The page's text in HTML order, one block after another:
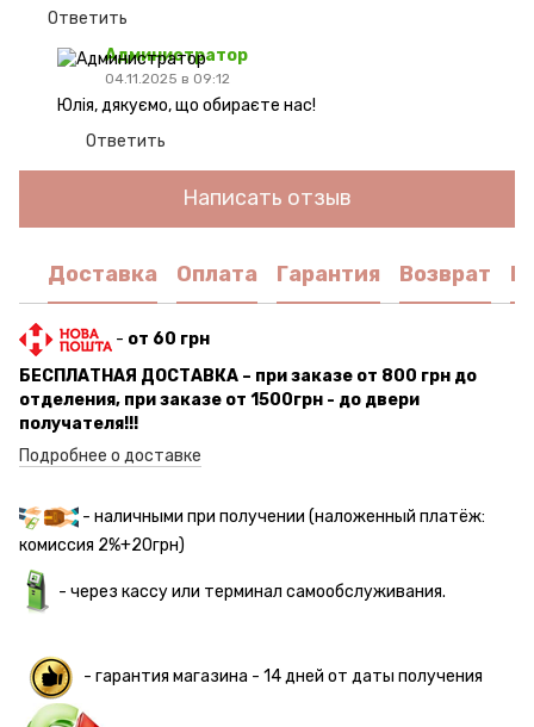
Ответить
Администратор
04.11.2025 в 09:12
Юлія, дякуємо, що обираєте нас!
Ответить
Написать отзыв
Доставка Оплата Гарантия Возврат
- от 60 грн
БЕСПЛАТНАЯ ДОСТАВКА – при заказе от 800 грн до
отделения, при заказе от 1500грн - до двери
получателя!!!
Подробнее о доставке
- наличными при получении (наложенный платёж:
комиссия 2%+20грн)
- через кассу или терминал самообслуживания.
- гарантия магазина - 14 дней от даты получения